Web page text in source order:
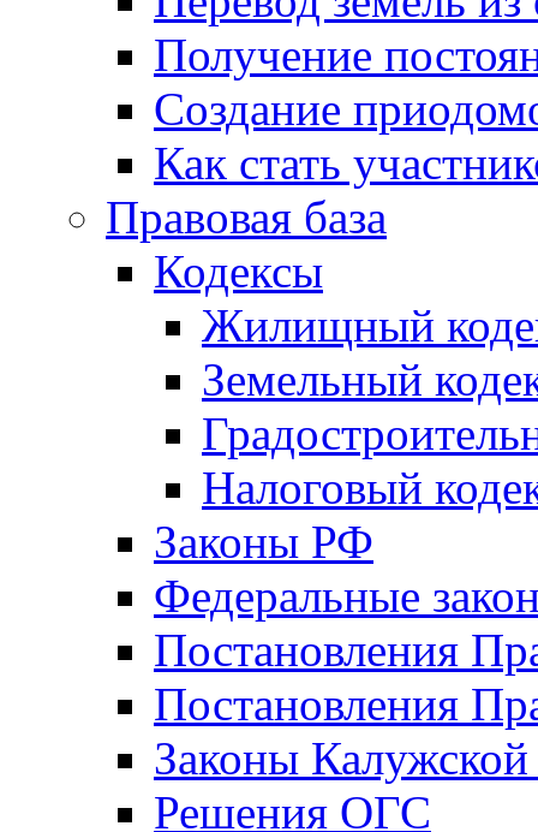
Получение
Создание
Как стать
Правовая база
Кодексы
Жилищный
Земельный
Налоговый
Законы РФ
Федеральные
Постановления
Постановления
Законы Калужской
Решения ОГС